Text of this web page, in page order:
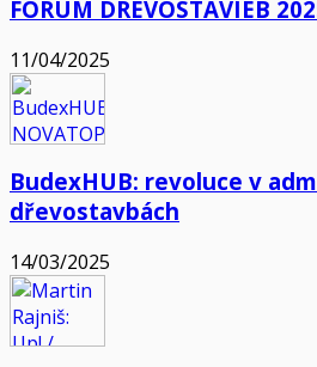
FÓRUM DREVOSTAVIEB
11/04/2025
BudexHUB: revoluce v
dřevostavbách
14/03/2025